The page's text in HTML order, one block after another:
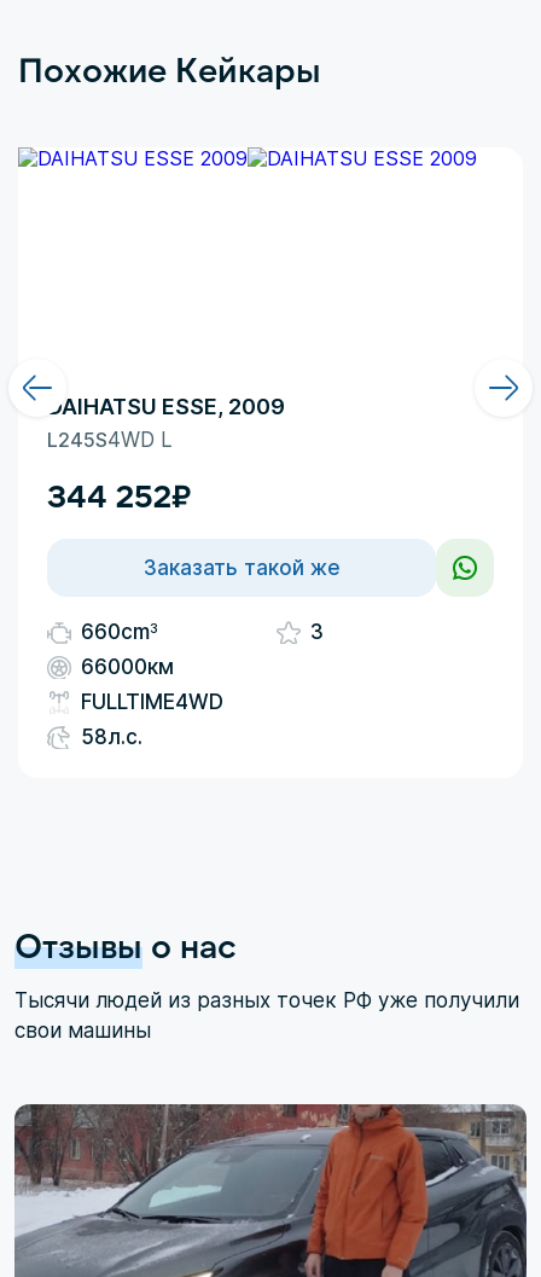
Здесь больше доминирует чувство безумного
Похожие Кейкары
660cm3
66000км
FULLTIME4WD
58л.с.
3
DAIHATSU ESSE, 2009
L245S4WD L
344 252₽
Заказать такой же
Отзывы о нас
Тысячи людей из разных точек РФ уже получили
свои машины